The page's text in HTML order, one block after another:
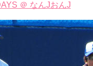
＠ なんJおんJ